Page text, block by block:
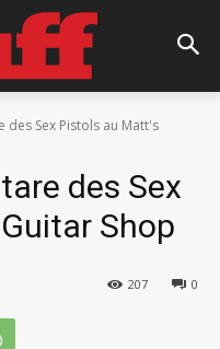
des Sex Pistols au Matt's
des Sex
Shop
0
207